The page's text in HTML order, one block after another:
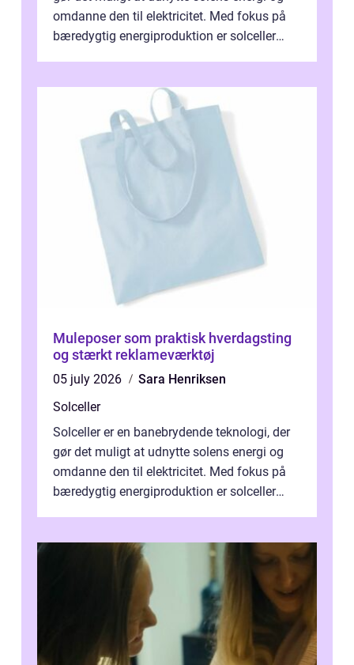
omdanne den til elektricitet. Med fokus på
bæredygtig energiproduktion er solceller
Muleposer som praktisk hverdagsting
og stærkt reklameværktøj
05 july 2026
Sara Henriksen
Solceller
Solceller er en banebrydende teknologi, der
gør det muligt at udnytte solens energi og
omdanne den til elektricitet. Med fokus på
bæredygtig energiproduktion er solceller